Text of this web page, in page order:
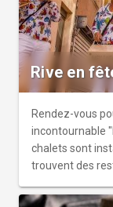
Rive en
Rendez-vous
incontournable
chalets sont
trouvent des
des animations